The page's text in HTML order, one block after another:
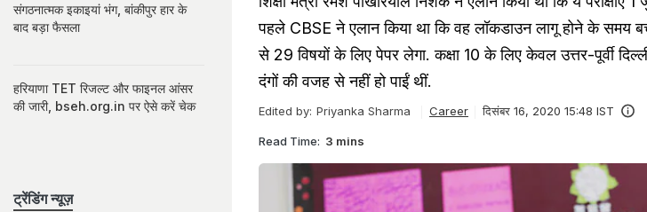
पहले CBSE ने एलान किया था कि वह लॉकडाउन लागू होने के समय
से 29 विषयों के लिए पेपर लेगा. कक्षा 10 के लिए केवल उत्तर-पूर्वी
दंगों की वजह से नहीं हो पाईं थीं.
Edited by: Priyanka Sharma Career दिसंबर 16, 2020 15:48 IST
Read Time: 3 mins
संगठनात्मक इकाइयां भंग, बांकीपुर हार के
बाद बड़ा फैसला
हरियाणा TET रिजल्ट और फाइनल आंसर
की जारी, bseh.org.in पर ऐसे करें चेक
ट्रेंडिंग न्यूज़